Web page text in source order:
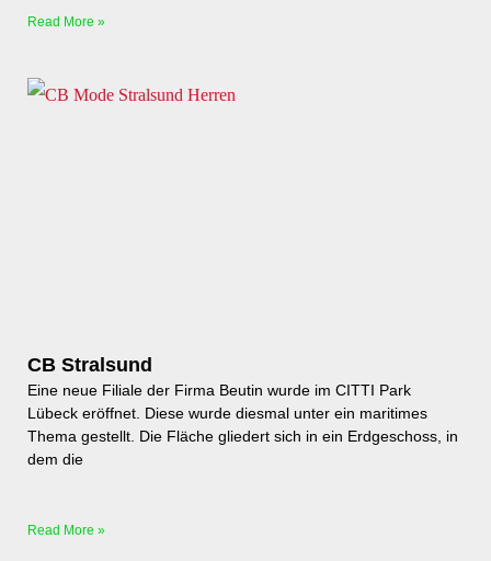
Read More »
CB Stralsund
Eine neue Filiale der Firma Beutin wurde im CITTI Park
Lübeck eröffnet. Diese wurde diesmal unter ein maritimes
Thema gestellt. Die Fläche gliedert sich in ein Erdgeschoss, in
dem die
Read More »